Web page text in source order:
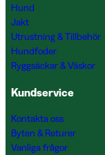
Hund
Jakt
Utrustning & Tillbehör
Hundfoder
Ryggsäckar & Väskor
Kundservice
Kontakta oss
Byten & Returer
Vanliga frågor